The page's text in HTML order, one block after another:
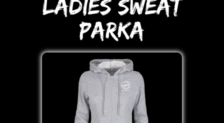
LADIES SWEAT
PARKA